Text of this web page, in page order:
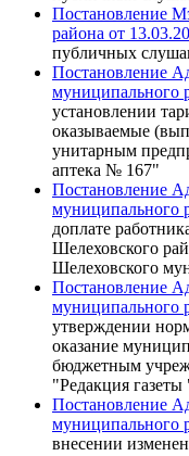
Постановление
района от
публичных
Постановление
муниципального
установлении
оказываемые
унитарным
аптека № 167"
Постановление
муниципального
доплате
Шелеховского
Шелеховского
Постановление
муниципального
утверждении
оказание
бюджетным
"Редакция
Постановление
муниципального
внесении